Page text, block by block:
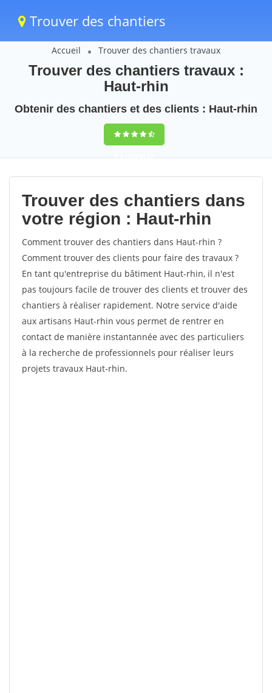
Trouver des chantiers
Accueil Trouver des chantiers travaux
Trouver des chantiers travaux :
Haut-rhin
Obtenir des chantiers et des clients : Haut-rhin
9,5(100%)62
votes
Trouver des chantiers dans
votre région : Haut-rhin
Comment trouver des chantiers dans Haut-rhin ?
Comment trouver des clients pour faire des travaux ?
En tant qu'entreprise du bâtiment Haut-rhin, il n'est
pas toujours facile de trouver des clients et trouver des
chantiers à réaliser rapidement. Notre service d'aide
aux artisans Haut-rhin vous permet de rentrer en
contact de manière instantannée avec des particuliers
à la recherche de professionnels pour réaliser leurs
projets travaux Haut-rhin.